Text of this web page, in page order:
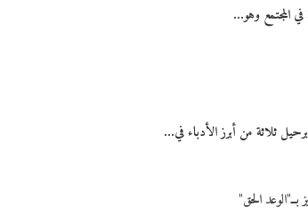
المجتمع وهو…
ثلاثة من أبرز الأدباء في…
الحق"